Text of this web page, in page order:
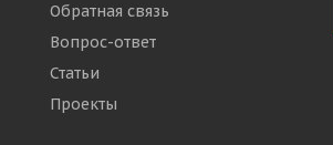
Обратная связь
Вопрос-ответ
Статьи
Проекты